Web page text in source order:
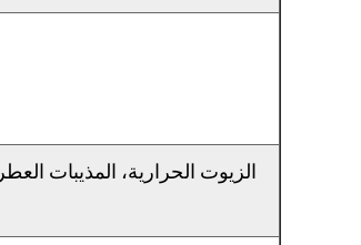
الزيوت الحرارية، المذيبات